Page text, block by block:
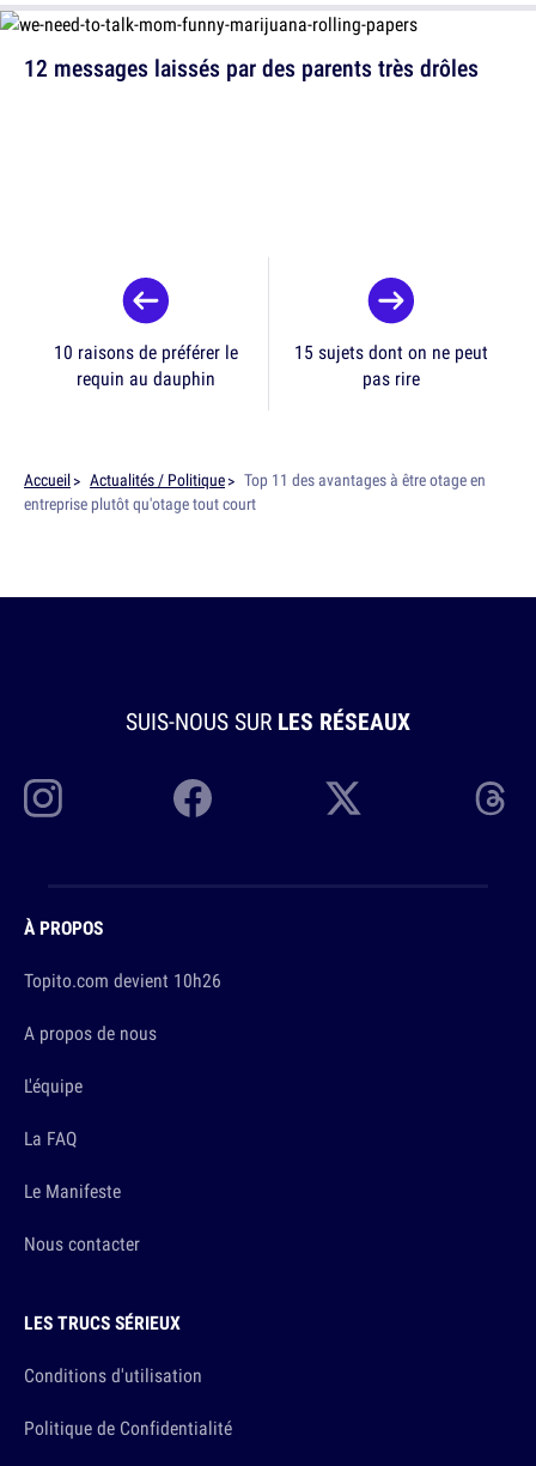
12 messages laissés par des parents très drôles
10 raisons de préférer le
requin au dauphin
15 sujets dont on ne peut
pas rire
Accueil Actualités / Politique
Top 11 des avantages à être otage en
entreprise plutôt qu'otage tout court
SUIS-NOUS SUR LES RÉSEAUX
À PROPOS
Topito.com devient 10h26
A propos de nous
L'équipe
La FAQ
Le Manifeste
Nous contacter
LES TRUCS SÉRIEUX
Conditions d'utilisation
Politique de Confidentialité